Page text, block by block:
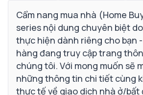
Cẩm nang mua nhà (Home
series nội dung chuyên biệt
thực hiện dành riêng cho bạn
hàng đang truy cập trang
chúng tôi. Với mong muốn sẽ
những thông tin chi tiết cùng
thực tế về giao dịch nhà ở/bất